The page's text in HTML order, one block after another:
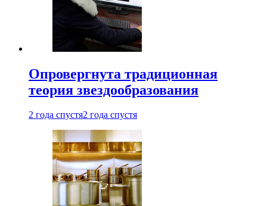
Опровергнута традиционная
теория звездообразования
2 года спустя2 года спустя